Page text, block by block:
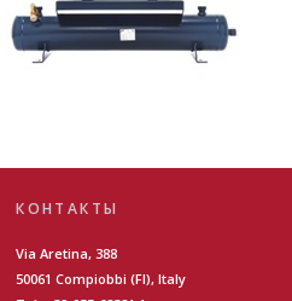
КОНТАКТЫ
Via Aretina, 388
50061 Compiobbi (FI), Italy